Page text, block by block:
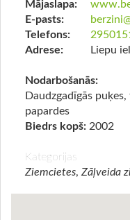
Mājaslapa:
E-pasts:
Telefons:
Adrese:
Liepu
Nodarbošanās:
Daudzgadīgās
papardes
Biedrs kopš: 2002
Kategorijas
Ziemcietes, Zāļveida